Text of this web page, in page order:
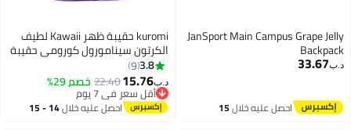
JanSport Main Campus Grape Jelly
Backpack
د.ب‏33.67
احصل عليه خلال15
اغسطس
3
kuromi حقيبة ظهر Kawaii لطيف
الكرتون سينامورول كورومي حقيبة
مدرسية حقيبة كتب مع دبوس
بروش وقلادة من القطيفة حقائب
ظهر للسفر
3.8
9
د.ب‏15.76
22.40خصم 29%
أقل سعر في 7 يوم
أقل سعر في 7 يوماحصل عليه خلال 14 - 15
اغسطس